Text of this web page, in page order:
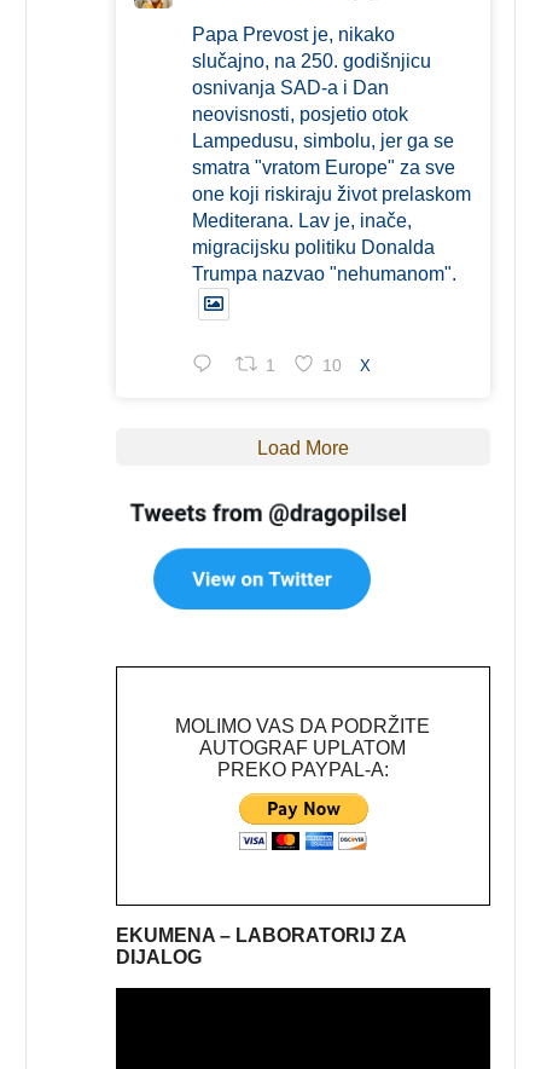
Papa Prevost je, nikako
slučajno, na 250. godišnjicu
osnivanja SAD-a i Dan
neovisnosti, posjetio otok
Lampedusu, simbolu, jer ga se
smatra "vratom Europe" za sve
one koji riskiraju život prelaskom
Mediterana. Lav je, inače,
migracijsku politiku Donalda
Trumpa nazvao "nehumanom".
1 10 X
Load More
MOLIMO VAS DA PODRŽITE
AUTOGRAF UPLATOM
PREKO PAYPAL-A:
EKUMENA – LABORATORIJ ZA
DIJALOG